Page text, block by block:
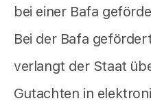
bei einer Bafa
Bei der Bafa
verlangt der Staat
Gutachten in